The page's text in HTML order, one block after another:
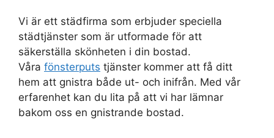
Vi är ett städfirma som erbjuder speciella
städtjänster som är utformade för att
säkerställa skönheten i din bostad.
Våra fönsterputs tjänster kommer att få ditt
hem att gnistra både ut- och inifrån. Med vår
erfarenhet kan du lita på att vi har lämnar
bakom oss en gnistrande bostad.